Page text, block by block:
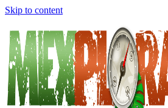
Skip to content